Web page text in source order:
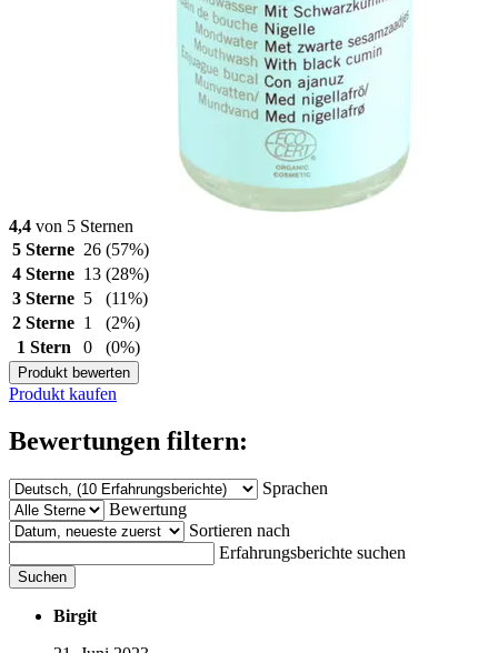
4,4 von 5 Sternen
5 Sterne 26 (57%)
4 Sterne 13 (28%)
3 Sterne 5
(11%)
2 Sterne 1
(2%)
1 Stern
0 (0%)
Produkt bewerten
Produkt kaufen
Bewertungen filtern:
Sprachen
Bewertung
Sortieren nach
Erfahrungsberichte suchen
Suchen
Birgit